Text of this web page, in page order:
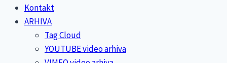
Kontakt
ARHIVA
Tag Cloud
YOUTUBE video arhiva